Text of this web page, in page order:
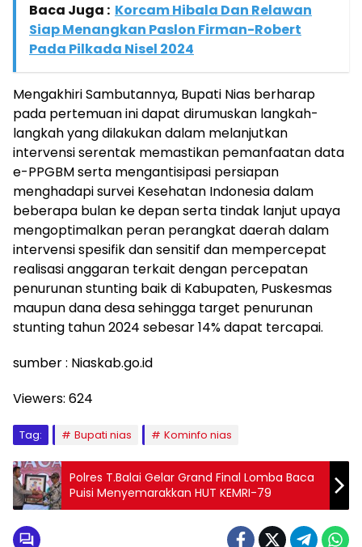
Baca Juga : Korcam Hibala Dan Relawan
Siap Menangkan Paslon Firman-Robert
Pada Pilkada Nisel 2024
Mengakhiri Sambutannya, Bupati Nias berharap
pada pertemuan ini dapat dirumuskan langkah-
langkah yang dilakukan dalam melanjutkan
intervensi serentak memastikan pemanfaatan data
e-PPGBM serta mengantisipasi persiapan
menghadapi survei Kesehatan Indonesia dalam
beberapa bulan ke depan serta tindak lanjut upaya
mengoptimalkan peran perangkat daerah dalam
intervensi spesifik dan sensitif dan mempercepat
realisasi anggaran terkait dengan percepatan
penurunan stunting baik di Kabupaten, Puskesmas
maupun dana desa sehingga target penurunan
stunting tahun 2024 sebesar 14% dapat tercapai.
sumber : Niaskab.go.id
Viewers: 624
Tag: Bupati nias Kominfo nias
Polres T.Balai Gelar Grand Final Lomba Baca
Puisi Menyemarakkan HUT KEMRI-79